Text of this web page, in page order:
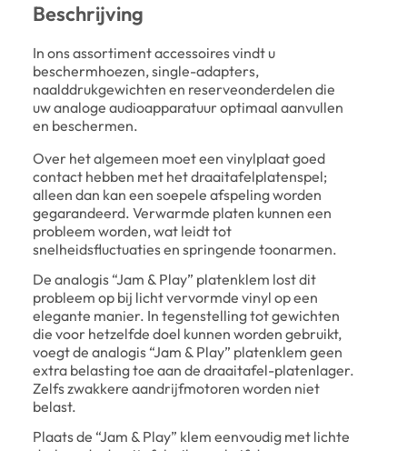
Beschrijving
In ons assortiment accessoires vindt u
beschermhoezen, single-adapters,
naalddrukgewichten en reserveonderdelen die
uw analoge audioapparatuur optimaal aanvullen
en beschermen.
Over het algemeen moet een vinylplaat goed
contact hebben met het draaitafelplatenspel;
alleen dan kan een soepele afspeling worden
gegarandeerd. Verwarmde platen kunnen een
probleem worden, wat leidt tot
snelheidsfluctuaties en springende toonarmen.
De analogis “Jam & Play” platenklem lost dit
probleem op bij licht vervormde vinyl op een
elegante manier. In tegenstelling tot gewichten
die voor hetzelfde doel kunnen worden gebruikt,
voegt de analogis “Jam & Play” platenklem geen
extra belasting toe aan de draaitafel-platenlager.
Zelfs zwakkere aandrijfmotoren worden niet
belast.
Plaats de “Jam & Play” klem eenvoudig met lichte